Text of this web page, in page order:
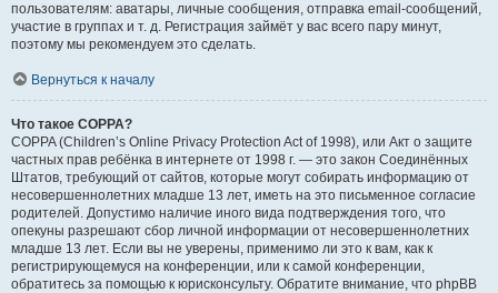
пользователям: аватары, личные сообщения, отправка email-сообщений,
участие в группах и т. д. Регистрация займёт у вас всего пару минут,
поэтому мы рекомендуем это сделать.
Вернуться к началу
Что такое COPPA?
COPPA (Children’s Online Privacy Protection Act of 1998), или Акт о защите
частных прав ребёнка в интернете от 1998 г. — это закон Соединённых
Штатов, требующий от сайтов, которые могут собирать информацию от
несовершеннолетних младше 13 лет, иметь на это письменное согласие
родителей. Допустимо наличие иного вида подтверждения того, что
опекуны разрешают сбор личной информации от несовершеннолетних
младше 13 лет. Если вы не уверены, применимо ли это к вам, как к
регистрирующемуся на конференции, или к самой конференции,
обратитесь за помощью к юрисконсульту. Обратите внимание, что phpBB